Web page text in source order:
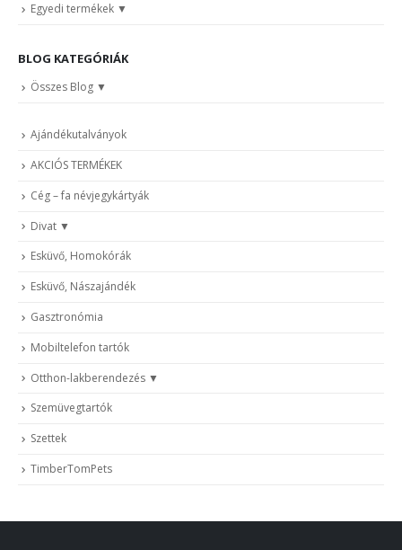
Egyedi termékek
BLOG KATEGÓRIÁK
Összes Blog
Ajándékutalványok
AKCIÓS TERMÉKEK
Cég – fa névjegykártyák
Divat
Esküvő, Homokórák
Esküvő, Nászajándék
Gasztronómia
Mobiltelefon tartók
Otthon-lakberendezés
Szemüvegtartók
Szettek
TimberTomPets